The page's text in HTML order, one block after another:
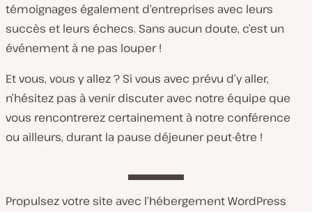
témoignages également d’entreprises avec leurs
succès et leurs échecs. Sans aucun doute, c’est un
événement à ne pas louper !
Et vous, vous y allez ? Si vous avec prévu d’y aller,
n’hésitez pas à venir discuter avec notre équipe que
vous rencontrerez certainement à notre conférence
ou ailleurs, durant la pause déjeuner peut-être !
Propulsez votre site avec l’hébergement WordPress